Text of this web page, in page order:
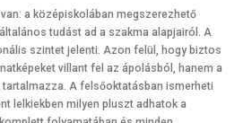
a középiskolában megszerezhető
tudást ad a szakma alapjairól. A
szintet jelenti. Azon felül, hogy biztos
villant fel az ápolásból, hanem a
A felsőoktatásban ismerheti
lelkiekben milyen pluszt adhatok a